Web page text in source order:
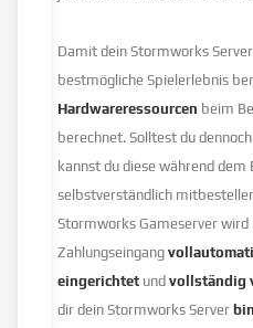
Damit dein Stormworks
bestmögliche Spielerlebnis
Hardwareressourcen beim
berechnet. Solltest du
kannst du diese während dem
selbstverständlich
Stormworks Gameserver wird
Zahlungseingang
eingerichtet undvollständig
dir dein Stormworks Server